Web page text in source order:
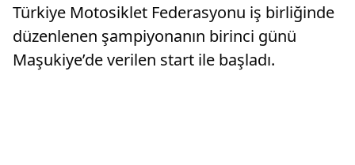
Türkiye Motosiklet Federasyonu iş birliğinde
düzenlenen şampiyonanın birinci günü
Maşukiye’de verilen start ile başladı.